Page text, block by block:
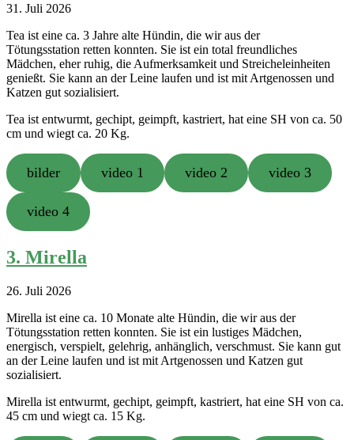
31. Juli 2026
Tea ist eine ca. 3 Jahre alte Hündin, die wir aus der
Tötungsstation retten konnten. Sie ist ein total freundliches
Mädchen, eher ruhig, die Aufmerksamkeit und Streicheleinheiten
genießt. Sie kann an der Leine laufen und ist mit Artgenossen und
Katzen gut sozialisiert.
Tea ist entwurmt, gechipt, geimpft, kastriert, hat eine SH von ca. 50
cm und wiegt ca. 20 Kg.
bilder video 1 video 2 video 3
video 4
3. Mirella
26. Juli 2026
Mirella ist eine ca. 10 Monate alte Hündin, die wir aus der
Tötungsstation retten konnten. Sie ist ein lustiges Mädchen,
energisch, verspielt, gelehrig, anhänglich, verschmust. Sie kann gut
an der Leine laufen und ist mit Artgenossen und Katzen gut
sozialisiert.
Mirella ist entwurmt, gechipt, geimpft, kastriert, hat eine SH von ca.
45 cm und wiegt ca. 15 Kg.